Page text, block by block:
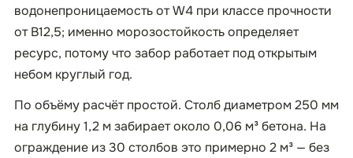
водонепроницаемость от W4 при классе прочности
от B12,5; именно морозостойкость определяет
ресурс, потому что забор работает под открытым
небом круглый год.
По объёму расчёт простой. Столб диаметром 250 мм
на глубину 1,2 м забирает около 0,06 м³ бетона. На
ограждение из 30 столбов это примерно 2 м³ — без